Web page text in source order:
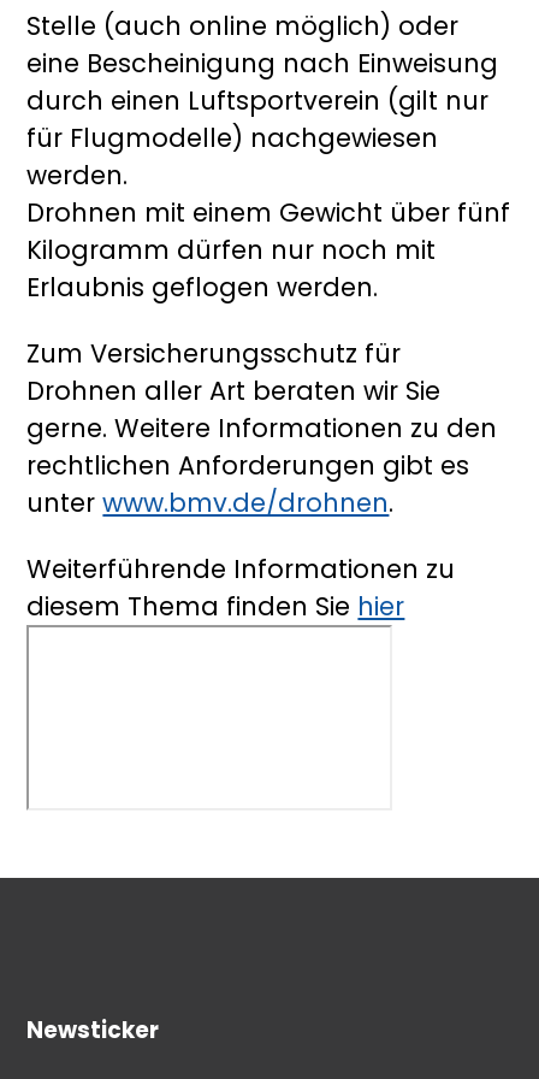
Stelle (auch online möglich) oder
eine Bescheinigung nach Einweisung
durch einen Luftsportverein (gilt nur
für Flugmodelle) nachgewiesen
werden.
Drohnen mit einem Gewicht über fünf
Kilogramm dürfen nur noch mit
Erlaubnis geflogen werden.
Zum Versicherungsschutz für
Drohnen aller Art beraten wir Sie
gerne. Weitere Informationen zu den
rechtlichen Anforderungen gibt es
unterwww.bmv.de/drohnen.
Weiterführende Informationen zu
diesem Thema finden Sie hier
Newsticker